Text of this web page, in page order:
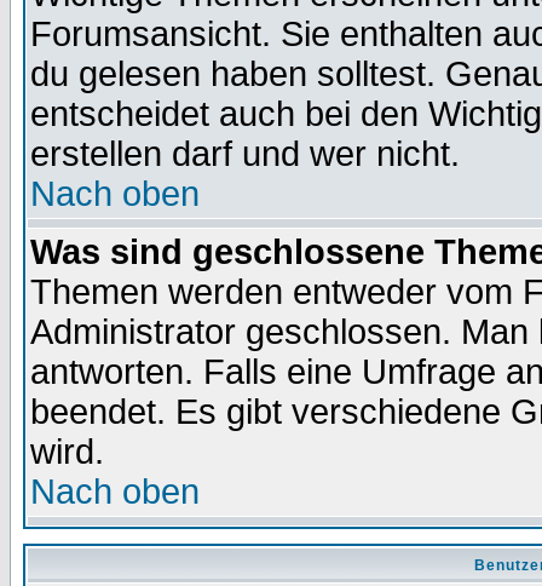
Forumsansicht. Sie enthalten
du gelesen haben solltest.
entscheidet auch bei den
erstellen darf und wer nicht.
Nach oben
Was sind geschlossene
Themen werden entweder vom
Administrator geschlossen.
antworten. Falls eine Umfrage
beendet. Es gibt verschiedene
wird.
Nach oben